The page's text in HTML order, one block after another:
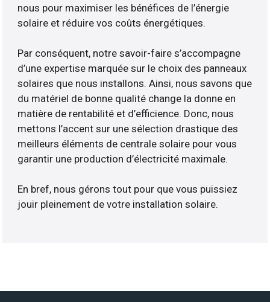
nous pour maximiser les bénéfices de l’énergie
solaire et réduire vos coûts énergétiques.
Par conséquent, notre savoir-faire s’accompagne
d’une expertise marquée sur le choix des panneaux
solaires que nous installons. Ainsi, nous savons que
du matériel de bonne qualité change la donne en
matière de rentabilité et d’efficience. Donc, nous
mettons l’accent sur une sélection drastique des
meilleurs éléments de centrale solaire pour vous
garantir une production d’électricité maximale.
En bref, nous gérons tout pour que vous puissiez
jouir pleinement de votre installation solaire.